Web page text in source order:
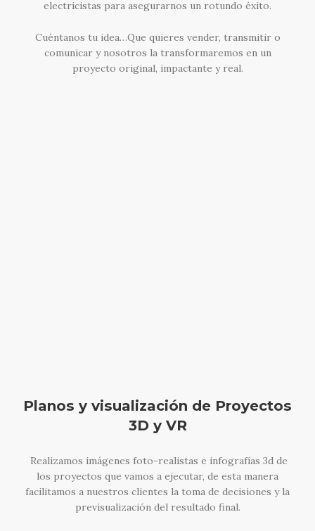
electricistas para asegurarnos un rotundo éxito.
Cuéntanos tu idea…Que quieres vender, transmitir o
comunicar y nosotros la transformaremos en un
proyecto original, impactante y real.
Planos y visualización de Proyectos
3D y VR
Realizamos imágenes foto-realistas e infografías 3d de
los proyectos que vamos a ejecutar, de esta manera
facilitamos a nuestros clientes la toma de decisiones y la
previsualización del resultado final.